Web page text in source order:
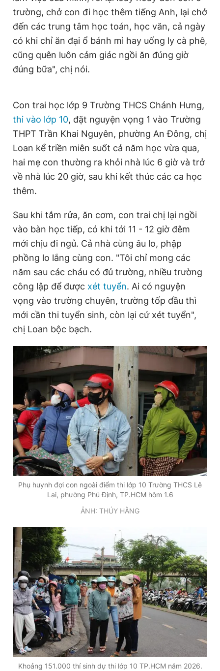
trường, chở con đi học thêm tiếng Anh, lại chở
đến các trung tâm học toán, học văn, cả ngày
có khi chỉ ăn đại ổ bánh mì hay uống ly cà phê,
cũng quên luôn cảm giác ngồi ăn đúng giờ
đúng bữa", chị nói.
Con trai học lớp 9 Trường THCS Chánh Hưng,
thi vào lớp 10, đặt nguyện vọng 1 vào Trường
THPT Trần Khai Nguyên, phường An Đông, chị
Loan kể triền miên suốt cả năm học vừa qua,
hai mẹ con thường ra khỏi nhà lúc 6 giờ và trở
về nhà lúc 20 giờ, sau khi kết thúc các ca học
thêm.
Sau khi tắm rửa, ăn cơm, con trai chị lại ngồi
vào bàn học tiếp, có khi tới 11 - 12 giờ đêm
mới chịu đi ngủ. Cả nhà cùng âu lo, phập
phồng lo lắng cùng con. "Tôi chỉ mong các
năm sau các cháu có đủ trường, nhiều trường
công lập để được xét tuyển. Ai có nguyện
vọng vào trường chuyên, trường tốp đầu thì
mới cần thi tuyển sinh, còn lại cứ xét tuyển",
chị Loan bộc bạch.
Phụ huynh đợi con ngoài điểm thi lớp 10 Trường THCS Lê
Lai, phường Phú Định, TP.HCM hôm 1.6
ẢNH: THÚY HẰNG
Khoảng 151.000 thí sinh dự thi lớp 10 TP.HCM năm 2026.